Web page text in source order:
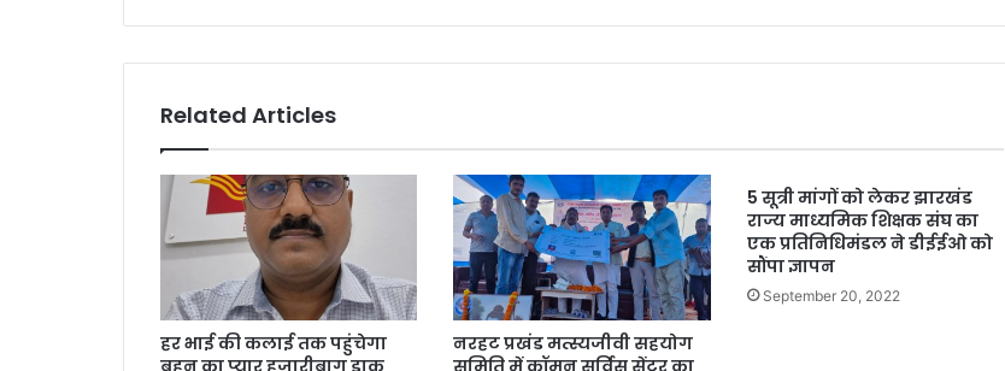
Related Articles
हर भाई की कलाई तक पहुंचेगा
बहन का प्यार हजारीबाग डाक
नरहट प्रखंड मत्स्यजीवी सहयोग
समिति में कॉमन सर्विस सेंटर का
5 सूत्री मांगों को लेकर झारखंड
राज्य माध्यमिक शिक्षक संघ का
एक प्रतिनिधिमंडल ने डीईईओ को
सौंपा ज्ञापन
September 20, 2022